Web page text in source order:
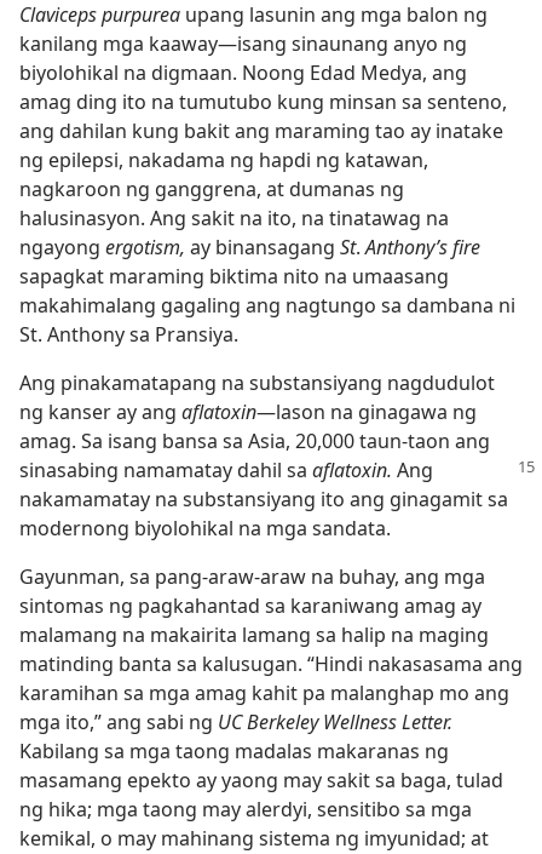
Claviceps purpurea upang lasunin ang mga balon ng
kanilang mga kaaway​—isang sinaunang anyo ng
biyolohikal na digmaan. Noong Edad Medya, ang
amag ding ito na tumutubo kung minsan sa senteno,
ang dahilan kung bakit ang maraming tao ay inatake
ng epilepsi, nakadama ng hapdi ng katawan,
nagkaroon ng ganggrena, at dumanas ng
halusinasyon. Ang sakit na ito, na tinatawag na
ngayong ergotism, ay binansagang St.Anthony’s fire
sapagkat maraming biktima nito na umaasang
makahimalang gagaling ang nagtungo sa dambana ni
St. Anthony sa Pransiya.
Ang pinakamatapang na substansiyang nagdudulot
ng kanser ay ang aflatoxin​—lason na ginagawa ng
amag. Sa isang bansa sa Asia, 20,000 taun-taon ang
sinasabing namamatay dahil sa aflatoxin. Ang
nakamamatay na substansiyang ito ang ginagamit sa
modernong biyolohikal na mga sandata.
Gayunman, sa pang-araw-araw na buhay, ang mga
sintomas ng pagkahantad sa karaniwang amag ay
malamang na makairita lamang sa halip na maging
matinding banta sa kalusugan. “Hindi nakasasama ang
karamihan sa mga amag kahit pa malanghap mo ang
mga ito,” ang sabi ng UC Berkeley Wellness Letter.
Kabilang sa mga taong madalas makaranas ng
masamang epekto ay yaong may sakit sa baga, tulad
ng hika; mga taong may alerdyi, sensitibo sa mga
kemikal, o may mahinang sistema ng imyunidad; at